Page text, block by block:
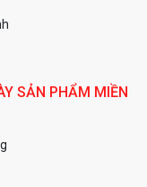
SẢN PHẨM MIỀN